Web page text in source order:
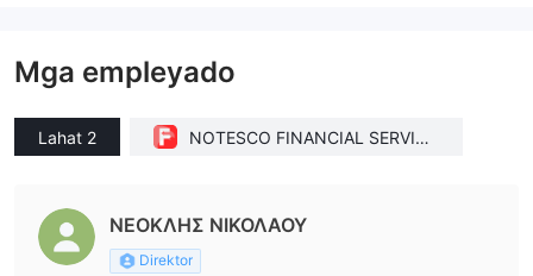
Mga empleyado
Lahat 2
NOTESCO FINANCIAL SERVICE
ΝΕΟΚΛΗΣ ΝΙΚΟΛΑΟΥ
Direktor